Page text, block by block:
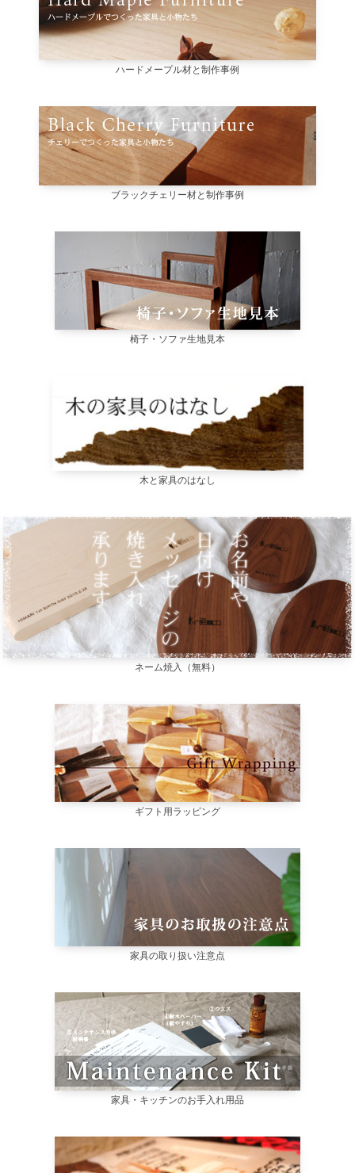
ハードメープル材と制作事例
ブラックチェリー材と制作事例
椅子・ソファ生地見本
木と家具のはなし
ネーム焼入（無料）
ギフト用ラッピング
家具の取り扱い注意点
家具・キッチンのお手入れ用品